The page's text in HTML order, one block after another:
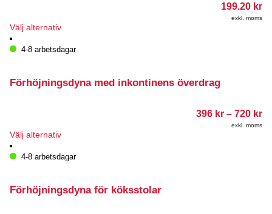
199.20 kr
exkl. moms
Välj alternativDen
produkten
varianter.
väljas
produktsidan
4-8 arbetsdagar
Förhöjningsdyna med inkontinens överdrag
396 kr – 720 kr
exkl. moms
Välj alternativDen
produkten
varianter.
4-8 arbetsdagar
Förhöjningsdyna för köksstolar